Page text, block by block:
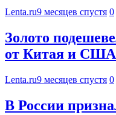
Lenta.ru9 месяцев спустя 0
Золото
от Китая и США
Lenta.ru9 месяцев спустя 0
В России